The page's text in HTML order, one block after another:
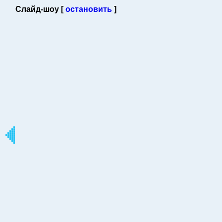
Слайд-шоу [остановить]